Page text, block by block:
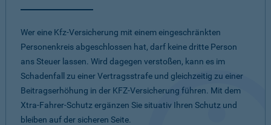
Wer eine Kfz-Versicherung mit einem eingeschränkten
Personenkreis abgeschlossen hat, darf keine dritte Person
ans Steuer lassen. Wird dagegen verstoßen, kann es im
Schadenfall zu einer Vertragsstrafe und gleichzeitig zu einer
Beitragserhöhung in der KFZ-Versicherung führen. Mit dem
Xtra-Fahrer-Schutz ergänzen Sie situativ Ihren Schutz und
bleiben auf der sicheren Seite.